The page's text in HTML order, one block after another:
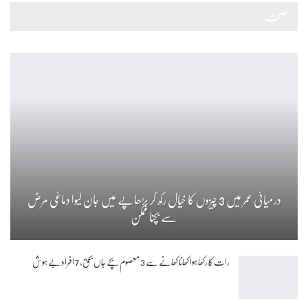
درمیانی عمر میں 3 چیزوں کا خیال رکھ کر بڑھاپے میں جان لیوا دماغی مرض
سے بچنا ممکن
رات کا رکھا ہوا کھانا کھانے سے 3 معصوم بچے جاں بحق، 7 افراد بے ہوش